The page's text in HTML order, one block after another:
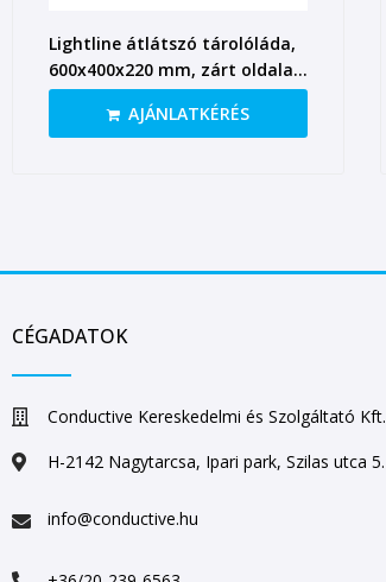
Lightline átlátszó tárolóláda,
600x400x220 mm, zárt oldalak,
nyitott fül
AJÁNLATKÉRÉS
CÉGADATOK
Conductive Kereskedelmi és Szolgáltató Kft.
H-2142 Nagytarcsa, Ipari park, Szilas utca 5.
info@conductive.hu